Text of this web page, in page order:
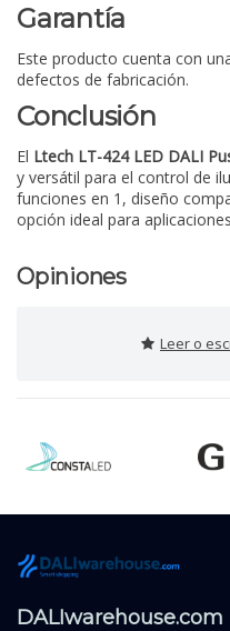
Garantía
Este producto cuenta con
defectos de fabricación.
Conclusión
El Ltech LT-424 LED DALI
y versátil para el control de
funciones en 1, diseño
opción ideal para
Opiniones
Leer o
DALIwarehouse.com